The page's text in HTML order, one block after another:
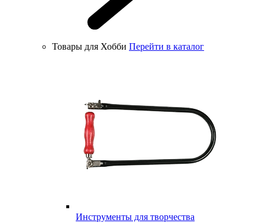
Товары для Хобби Перейти в каталог
Инструменты для творчества